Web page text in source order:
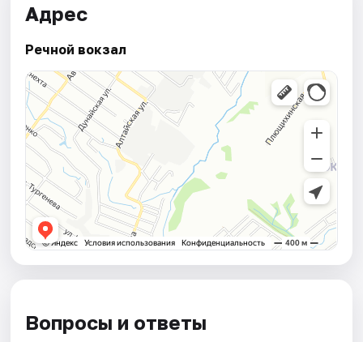
Адрес
Речной вокзал
Вопросы и ответы